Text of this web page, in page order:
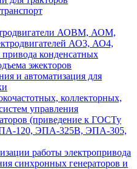
АОВМ, АОМ,
АО3, АО4,
конденсатных
эжекторов
и автоматизация для
коллекторных,
управления
(приведение к ГОСТу
120, ЭПА-325В, ЭПА-305,
работы электропривода
синхронных генераторов и